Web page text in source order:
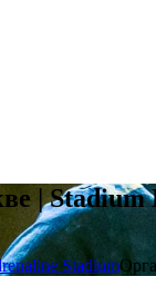
| Stadium
Stadium